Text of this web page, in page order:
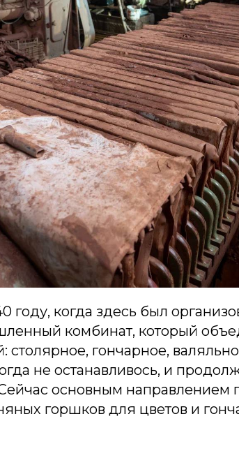
году, когда здесь был
комбинат, который
столярное, гончарное,
не останавливось, и
основным направлением
горшков для цветов и